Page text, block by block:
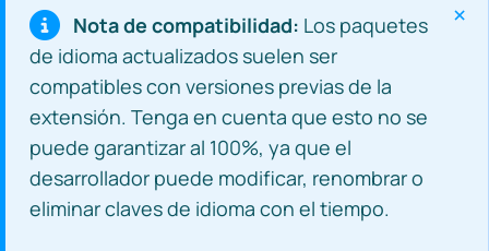
×
Nota de compatibilidad: Los paquetes
de idioma actualizados suelen ser
compatibles con versiones previas de la
extensión. Tenga en cuenta que esto no se
puede garantizar al 100%, ya que el
desarrollador puede modificar, renombrar o
eliminar claves de idioma con el tiempo.